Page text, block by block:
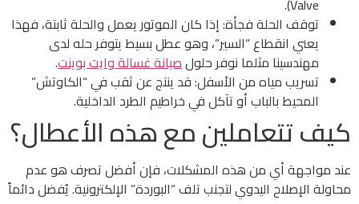
Valve).
توقف الحلة فجأة: إذا كان الموتور يعمل والحلة ثابتة، فهذا
يعني انقطاع “السير”، وهو عطل بسيط يتوفر حله لدى
مهندسينا مثلما نوفر حلولصيانة غسالة وايت بوينت.
تسريب مياه من الأسفل: قد ينتج عن ثقب في “الكاوتش”
المحيط بالباب أو تآكل في خراطيم الطرد الداخلية.
كيف تتعاملين مع هذه الأعطال؟
عند مواجهة أي من هذه المشكلات، فإن أفضل تصرف هو عدم
محاولة الإصلاح اليدوي لتجنب تلف “البوردة” الإلكترونية. يُفضل دائماً